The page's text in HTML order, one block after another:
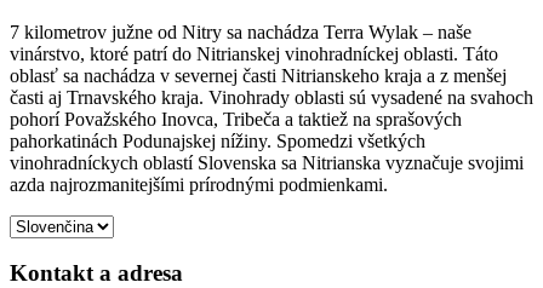
7 kilometrov južne od Nitry sa nachádza Terra Wylak – naše
vinárstvo, ktoré patrí do Nitrianskej vinohradníckej oblasti. Táto
oblasť sa nachádza v severnej časti Nitrianskeho kraja a z menšej
časti aj Trnavského kraja. Vinohrady oblasti sú vysadené na svahoch
pohorí Považského Inovca, Tribeča a taktiež na sprašových
pahorkatinách Podunajskej nížiny. Spomedzi všetkých
vinohradníckych oblastí Slovenska sa Nitrianska vyznačuje svojimi
azda najrozmanitejšími prírodnými podmienkami.
Kontakt a adresa